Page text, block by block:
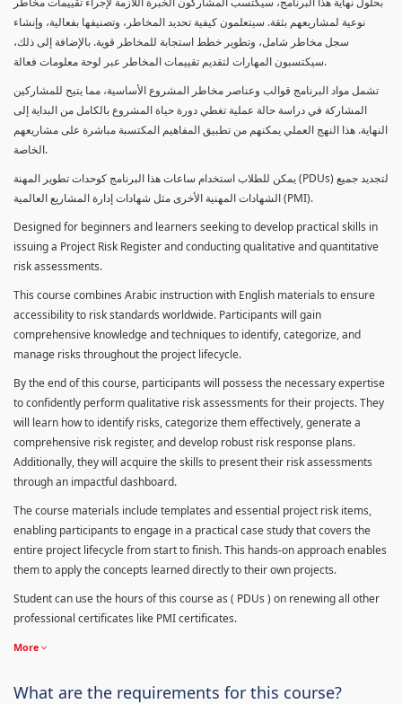
نوعية لمشاريعهم بثقة. سيتعلمون كيفية تحديد المخاطر، وتصنيفها بفعالية، وإنشاء
سجل مخاطر شامل، وتطوير خطط استجابة للمخاطر قوية. بالإضافة إلى ذلك،
سيكتسبون المهارات لتقديم تقييمات المخاطر عبر لوحة معلومات فعالة.
تشمل مواد البرنامج قوالب وعناصر مخاطر المشروع الأساسية، مما يتيح للمشاركين
المشاركة في دراسة حالة عملية تغطي دورة حياة المشروع بالكامل من البداية إلى
النهاية. هذا النهج العملي يمكنهم من تطبيق المفاهيم المكتسبة مباشرة على مشاريعهم
الخاصة.
يمكن للطلاب استخدام ساعات هذا البرنامج كوحدات تطوير المهنة (PDUs) لتجديد جميع
الشهادات المهنية الأخرى مثل شهادات إدارة المشاريع العالمية (PMI).
Designed for beginners and learners seeking to develop practical skills in
issuing a Project Risk Register and conducting qualitative and quantitative
risk assessments.
This course combines Arabic instruction with English materials to ensure
accessibility to risk standards worldwide. Participants will gain
comprehensive knowledge and techniques to identify, categorize, and
manage risks throughout the project lifecycle.
By the end of this course, participants will possess the necessary expertise
to confidently perform qualitative risk assessments for their projects. They
will learn how to identify risks, categorize them effectively, generate a
comprehensive risk register, and develop robust risk response plans.
Additionally, they will acquire the skills to present their risk assessments
through an impactful dashboard.
The course materials include templates and essential project risk items,
enabling participants to engage in a practical case study that covers the
entire project lifecycle from start to finish. This hands-on approach enables
them to apply the concepts learned directly to their own projects.
Student can use the hours of this course as ( PDUs ) on renewing all other
professional certificates like PMI certificates.
More
What are the requirements for this course?